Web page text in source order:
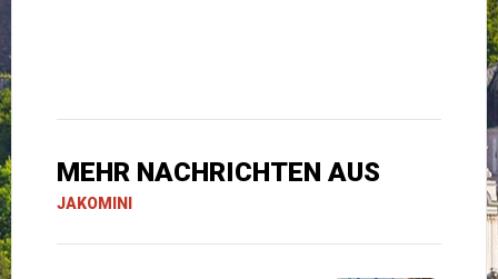
MEHR NACHRICHTEN AUS
JAKOMINI